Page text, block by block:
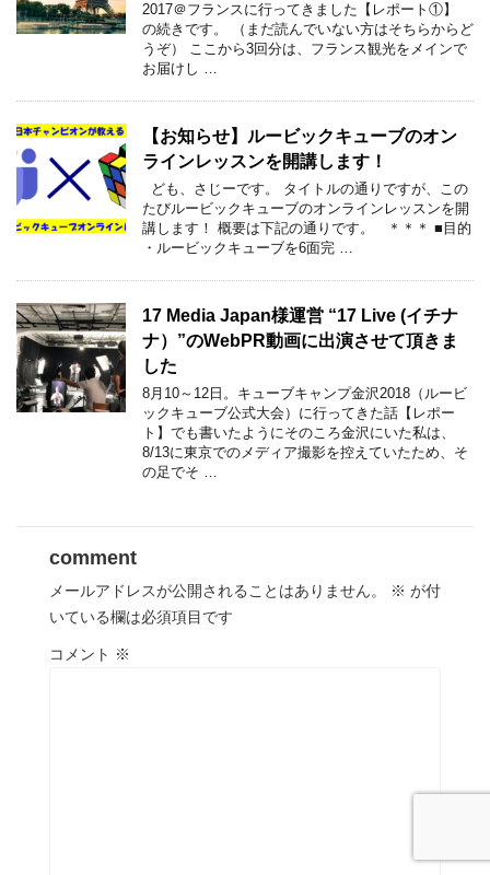
2017＠フランスに行ってきました【レポート①】
の続きです。 （まだ読んでいない方はそちらからど
うぞ） ここから3回分は、フランス観光をメインで
お届けし …
【お知らせ】ルービックキューブのオン
ラインレッスンを開講します！
ども、さじーです。 タイトルの通りですが、この
たびルービックキューブのオンラインレッスンを開
講します！ 概要は下記の通りです。 ＊＊＊ ■目的
・ルービックキューブを6面完 …
17 Media Japan様運営 “17 Live (イチナ
ナ）”のWebPR動画に出演させて頂きま
した
8月10～12日。キューブキャンプ金沢2018（ルービ
ックキューブ公式大会）に行ってきた話【レポー
ト】でも書いたようにそのころ金沢にいた私は、
8/13に東京でのメディア撮影を控えていたため、そ
の足でそ …
comment
メールアドレスが公開されることはありません。 ※ が付
いている欄は必須項目です
コメント ※